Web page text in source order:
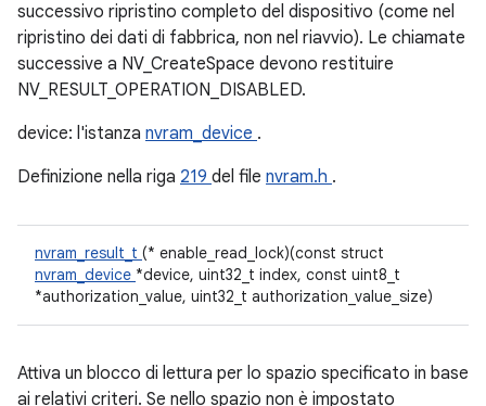
successivo ripristino completo del dispositivo (come nel
ripristino dei dati di fabbrica, non nel riavvio). Le chiamate
successive a NV_CreateSpace devono restituire
NV_RESULT_OPERATION_DISABLED.
device: l'istanza nvram_device .
Definizione nella riga 219 del file nvram.h .
nvram_result_t (* enable_read_lock)(const struct
nvram_device *device, uint32_t index, const uint8_t
*authorization_value, uint32_t authorization_value_size)
Attiva un blocco di lettura per lo spazio specificato in base
ai relativi criteri. Se nello spazio non è impostato